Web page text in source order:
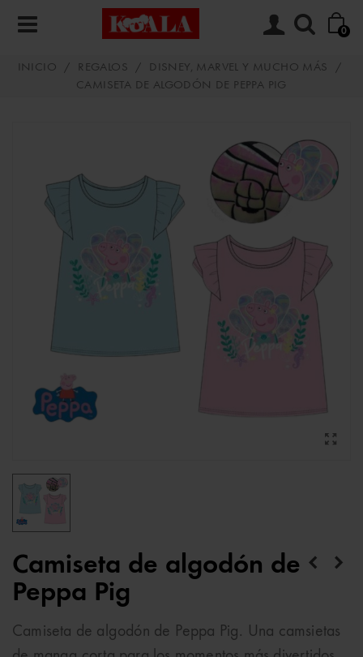
0
INICIO / REGALOS / DISNEY, MARVEL Y MUCHO MÁS
/
CAMISETA DE ALGODÓN DE PEPPA PIG
Camiseta de algodón de
Peppa Pig
Camiseta de algodón de Peppa Pig. Una camsietas